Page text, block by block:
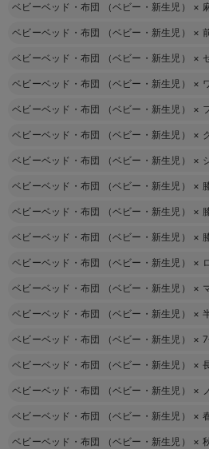
ベビーベッド・布団 （ベビー・新生児） ×
ベビーベッド・布団 （ベビー・新生児） ×
ベビーベッド・布団 （ベビー・新生児） ×
ベビーベッド・布団 （ベビー・新生児） ×
ベビーベッド・布団 （ベビー・新生児） ×
ベビーベッド・布団 （ベビー・新生児） ×
ベビーベッド・布団 （ベビー・新生児） ×
ベビーベッド・布団 （ベビー・新生児） ×
ベビーベッド・布団 （ベビー・新生児） ×
ベビーベッド・布団 （ベビー・新生児） ×
ベビーベッド・布団 （ベビー・新生児） ×
ベビーベッド・布団 （ベビー・新生児） ×
ベビーベッド・布団 （ベビー・新生児） ×
ベビーベッド・布団 （ベビー・新生児） ×
ベビーベッド・布団 （ベビー・新生児） ×
ベビーベッド・布団 （ベビー・新生児） ×
ベビーベッド・布団 （ベビー・新生児） ×
ベビーベッド・布団 （ベビー・新生児） ×